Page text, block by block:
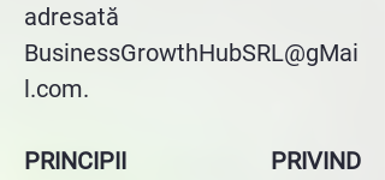
adresată
BusinessGrowthHubSRL@gMai
l.com.
PRINCIPII PRIVIND